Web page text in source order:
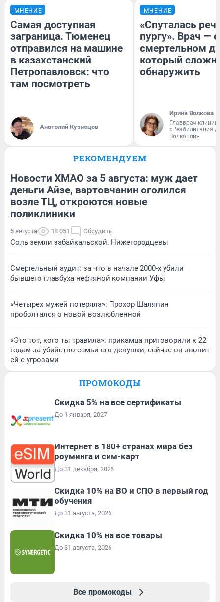
МНЕНИЕ
Самая доступная
заграница. Тюменец
отправился на машине
в казахстанский
Петропавловск: что
там посмотреть
Анатолий Кузнецов
МНЕНИЕ
«Спуталась
пургу». Врач — о
смертельном
который
обнаружить
Ирина Волкова
Главврач
«Реабилитация
Волковой»
РЕКОМЕНДУЕМ
Новости ХМАО за 5 августа: муж дает
деньги Айзе, вартовчанин оголился
возле ТЦ, откроются новые
поликлиники
5 августа 18 051 Обсудить
Соль земли забайкальской. Нижегородцевы
Смертельный аудит: за что в начале 2000-х убили
бывшего главбуха нефтяной компании Уфы
«Четырех мужей потеряла»: Прохор Шаляпин
проболтался о новой возлюбленной
«Это тот, кого ты травила»: прикамца приговорили к 22
годам за убийство семьи его девушки, сейчас он звонит
ей с угрозами
ПРОМОКОДЫ
Скидка 5% на все сертификаты
До 1 января, 2027
Интернет в 180+ странах мира без
роуминга и сим-карт
До 31 декабря, 2026
Скидка 10% на ВО и СПО в первый год
обучения
До 31 августа, 2026
Скидка 10% на все товары
До 31 августа, 2026
Все промокоды